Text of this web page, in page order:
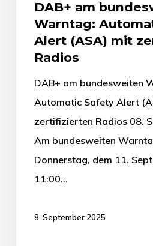
DAB+ am
Warntag:
Alert (ASA) mit
Radios
DAB+ am bundesweiten
Automatic Safety Alert
zertifizierten Radios 08.
Am bundesweiten
Donnerstag, dem 11.
11:00…
8. September 2025